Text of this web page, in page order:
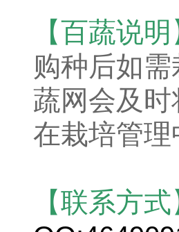
【百蔬说明
购种后如
蔬网会及
在栽培管
【联系方式